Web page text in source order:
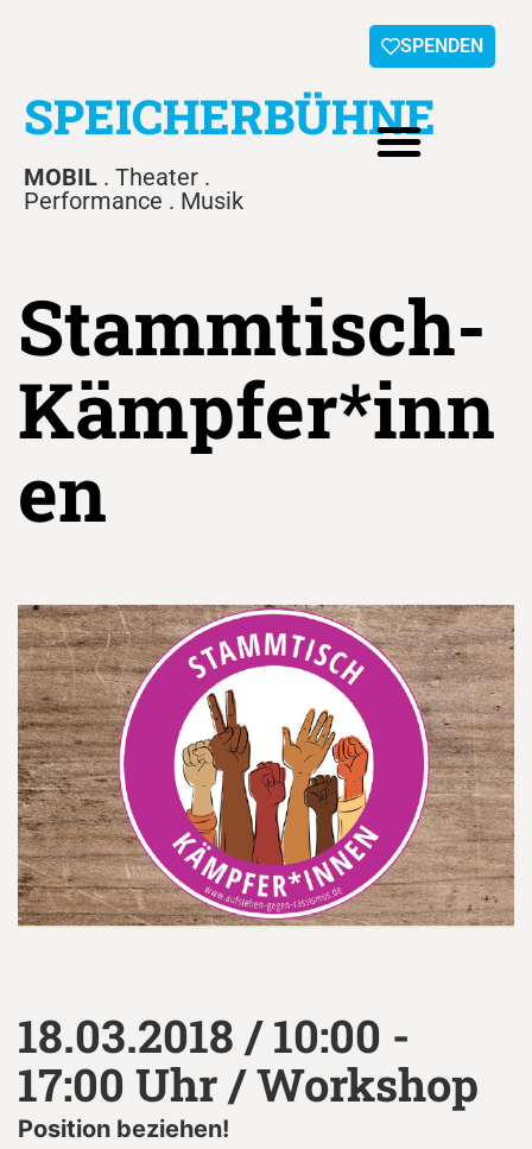
SPENDEN
SPEICHERBÜHNE
MOBIL . Theater .
Performance . Musik
Stammtisch-
Kämpfer*inn
en
18.03.2018 / 10:00 -
17:00 Uhr / Workshop
Position beziehen!